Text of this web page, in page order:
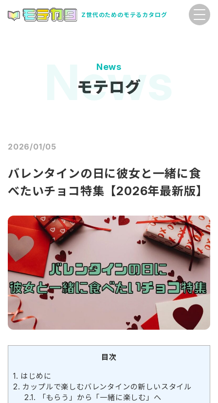
Z世代のためのモテるカタログ
News
モテログ
2026/01/05
バレンタインの日に彼女と一緒に食
べたいチョコ特集【2026年最新版】
目次
1. はじめに
2. カップルで楽しむバレンタインの新しいスタイル
2.1.
「もらう」から「一緒に楽しむ」へ